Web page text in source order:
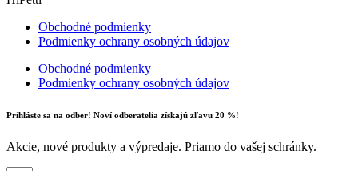
Obchodné podmienky
Podmienky ochrany osobných údajov
Obchodné podmienky
Podmienky ochrany osobných údajov
Prihláste sa na odber! Noví odberatelia získajú zľavu 20 %!
Akcie, nové produkty a výpredaje. Priamo do vašej schránky.